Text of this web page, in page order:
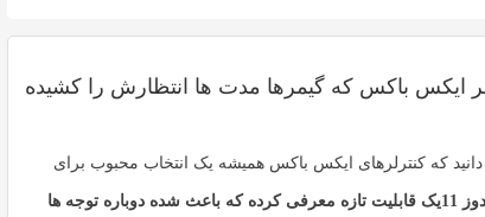
11 برای کنترلر ایکس باکس که گیمرها مدت ها انتظارش را کشیده
دانید که کنترلرهای ایکس باکس همیشه یک انتخاب محبوب برای
11 یک قابلیت تازه معرفی کرده که باعث شده دوباره توجه ها